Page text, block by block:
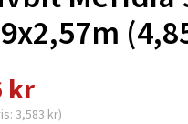
kr
3,583 kr)